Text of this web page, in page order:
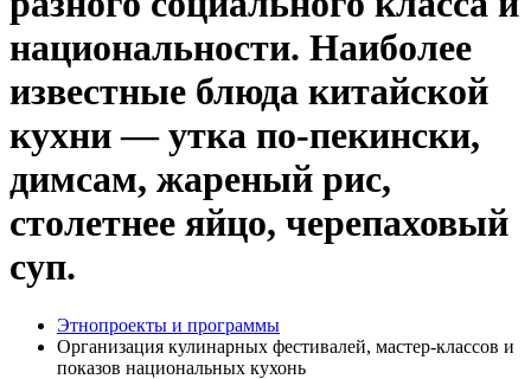
национальности. Наиболее
известные блюда китайской
кухни — утка по-пекински,
димсам, жареный рис,
столетнее яйцо, черепаховый
суп.
Этнопроекты и программы
Организация кулинарных фестивалей, мастер-классов и
показов национальных кухонь